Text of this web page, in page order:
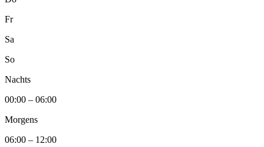
Fr
Sa
So
Nachts
00:00 – 06:00
Morgens
06:00 – 12:00